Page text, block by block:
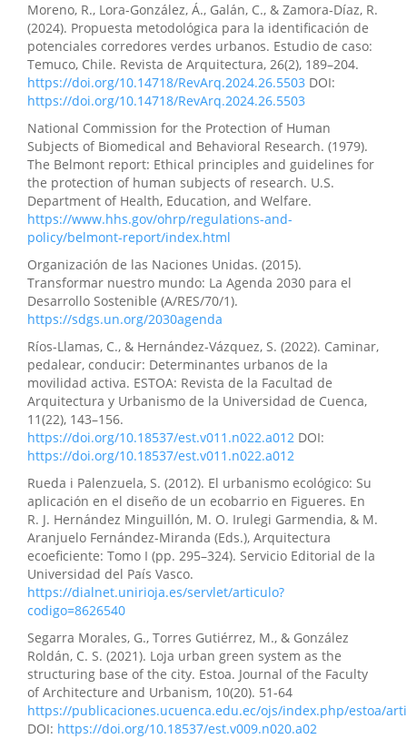
Moreno, R., Lora-González, Á., Galán, C., & Zamora-Díaz, R.
(2024). Propuesta metodológica para la identificación de
potenciales corredores verdes urbanos. Estudio de caso:
Temuco, Chile. Revista de Arquitectura, 26(2), 189–204.
https://doi.org/10.14718/RevArq.2024.26.5503 DOI:
https://doi.org/10.14718/RevArq.2024.26.5503
National Commission for the Protection of Human
Subjects of Biomedical and Behavioral Research. (1979).
The Belmont report: Ethical principles and guidelines for
the protection of human subjects of research. U.S.
Department of Health, Education, and Welfare.
https://www.hhs.gov/ohrp/regulations-and-
policy/belmont-report/index.html
Organización de las Naciones Unidas. (2015).
Transformar nuestro mundo: La Agenda 2030 para el
Desarrollo Sostenible (A/RES/70/1).
https://sdgs.un.org/2030agenda
Ríos-Llamas, C., & Hernández-Vázquez, S. (2022). Caminar,
pedalear, conducir: Determinantes urbanos de la
movilidad activa. ESTOA: Revista de la Facultad de
Arquitectura y Urbanismo de la Universidad de Cuenca,
11(22), 143–156.
https://doi.org/10.18537/est.v011.n022.a012 DOI:
https://doi.org/10.18537/est.v011.n022.a012
Rueda i Palenzuela, S. (2012). El urbanismo ecológico: Su
aplicación en el diseño de un ecobarrio en Figueres. En
R. J. Hernández Minguillón, M. O. Irulegi Garmendia, & M.
Aranjuelo Fernández-Miranda (Eds.), Arquitectura
ecoeficiente: Tomo I (pp. 295–324). Servicio Editorial de la
Universidad del País Vasco.
https://dialnet.unirioja.es/servlet/articulo?
codigo=8626540
Segarra Morales, G., Torres Gutiérrez, M., & González
Roldán, C. S. (2021). Loja urban green system as the
structuring base of the city. Estoa. Journal of the Faculty
of Architecture and Urbanism, 10(20). 51-64
https://publicaciones.ucuenca.edu.ec/ojs/index.php/estoa/
DOI: https://doi.org/10.18537/est.v009.n020.a02